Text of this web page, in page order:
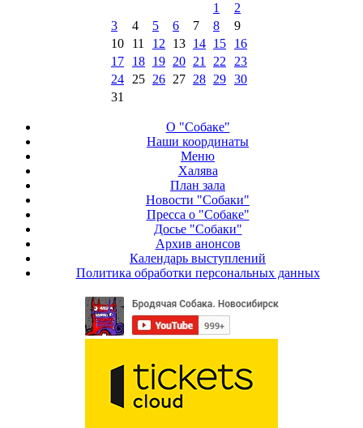
1
2
3
4 5 6 7 8
9
10
11 12 13 14 15
16
17
18 19 20 21 22
23
24
25 26 27 28 29 30
31
О "Собаке"
Наши координаты
Меню
Халява
План зала
Новости "Собаки"
Пресса о "Собаке"
Досье "Собаки"
Архив анонсов
Календарь выступлений
Политика обработки персональных данных